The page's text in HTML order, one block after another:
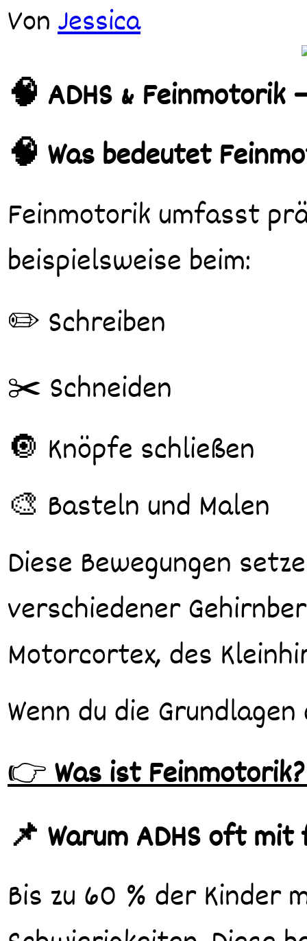
VonJessica
🧠 ADHS &
🧠 Was bedeutet
Feinmotorik umfasst präzise Bewegungen kleiner Muskelgruppen,
beispielsweise beim:
✏️ Schreiben
✂️ Schneiden
🔘 Knöpfe schließen
🎨 Basteln und Malen
Diese Bewegungen
verschiedener
Motorcortex, des
Wenn du die
👉Was ist
📌 Warum ADHS oft
Bis zu 60 % der Kinder